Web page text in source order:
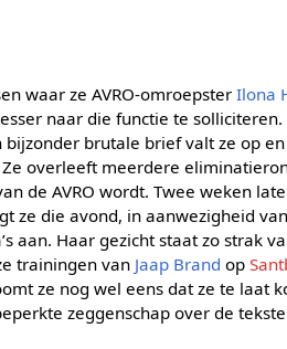
waar ze AVRO-omroepsterIlona
naar die functie te
brutale brief valt ze op
overleeft meerdere
de AVRO wordt. Twee weken
ze die avond, in aanwezigheid
aan. Haar gezicht staat zo strak
trainingen van Jaap Brand op
ze nog wel eens dat ze te laat
zeggenschap over de